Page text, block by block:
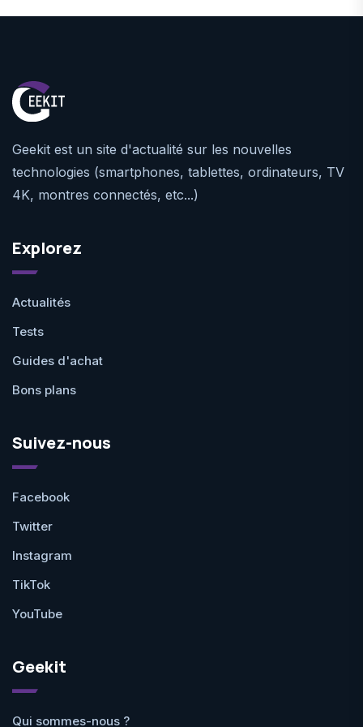
Geekit est un site d'actualité sur les nouvelles
technologies (smartphones, tablettes, ordinateurs, TV
4K, montres connectés, etc...)
Explorez
Actualités
Tests
Guides d'achat
Bons plans
Suivez-nous
Facebook
Twitter
Instagram
TikTok
YouTube
Geekit
Qui sommes-nous ?